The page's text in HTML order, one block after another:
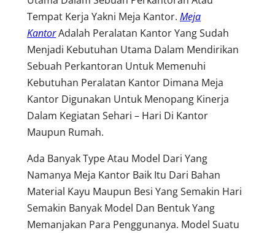
Tempat Kerja Yakni Meja Kantor. Meja
KantorAdalah Peralatan Kantor Yang Sudah
Menjadi Kebutuhan Utama Dalam Mendirikan
Sebuah Perkantoran Untuk Memenuhi
Kebutuhan Peralatan Kantor Dimana Meja
Kantor Digunakan Untuk Menopang Kinerja
Dalam Kegiatan Sehari – Hari Di Kantor
Maupun Rumah.
Ada Banyak Type Atau Model Dari Yang
Namanya Meja Kantor Baik Itu Dari Bahan
Material Kayu Maupun Besi Yang Semakin Hari
Semakin Banyak Model Dan Bentuk Yang
Memanjakan Para Penggunanya. Model Suatu